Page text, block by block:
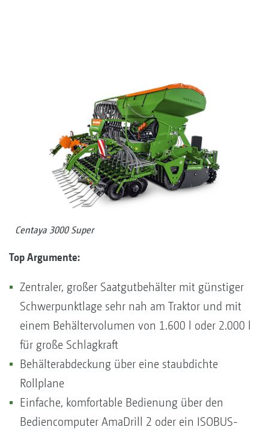
Centaya 3000 Super
Top Argumente:
Zentraler, großer Saatgutbehälter mit günstiger
Schwerpunktlage sehr nah am Traktor und mit
einem Behältervolumen von 1.600 l oder 2.000 l
für große Schlagkraft
Behälterabdeckung über eine staubdichte
Rollplane
Einfache, komfortable Bedienung über den
Bediencomputer AmaDrill 2 oder ein ISOBUS-